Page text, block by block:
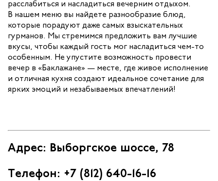
расслабиться и насладиться вечерним отдыхом.
В нашем меню вы найдете разнообразие блюд,
которые порадуют даже самых взыскательных
гурманов. Мы стремимся предложить вам лучшие
вкусы, чтобы каждый гость мог насладиться чем-то
особенным. Не упустите возможность провести
вечер в «Баклажане» — месте, где живое исполнение
и отличная кухня создают идеальное сочетание для
ярких эмоций и незабываемых впечатлений!
Адрес: Выборгское шоссе, 78
Телефон: +7 (812) 640-16-16